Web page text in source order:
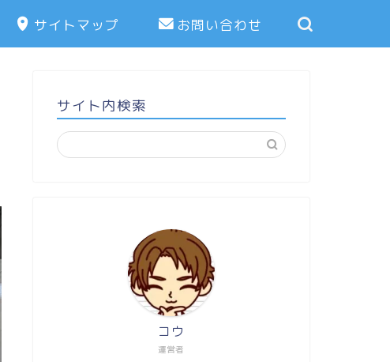
サイトマップ お問い合わせ
サイト内検索
運営者
コウ